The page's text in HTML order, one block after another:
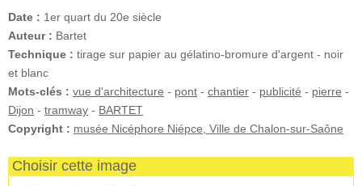
Date : 1er quart du 20e siècle
Auteur : Bartet
Technique : tirage sur papier au gélatino-bromure d'argent - noir
et blanc
Mots-clés : vue d'architecture - pont - chantier - publicité - pierre -
Dijon - tramway - BARTET
Copyright : musée Nicéphore Niépce, Ville de Chalon-sur-Saône
Choisir cette image